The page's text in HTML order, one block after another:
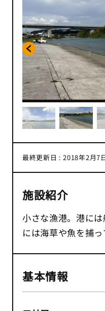
最終更新日 : 2018年2月7
施設紹介
小さな漁港。港に
には海草や魚を捕っ
基本情報